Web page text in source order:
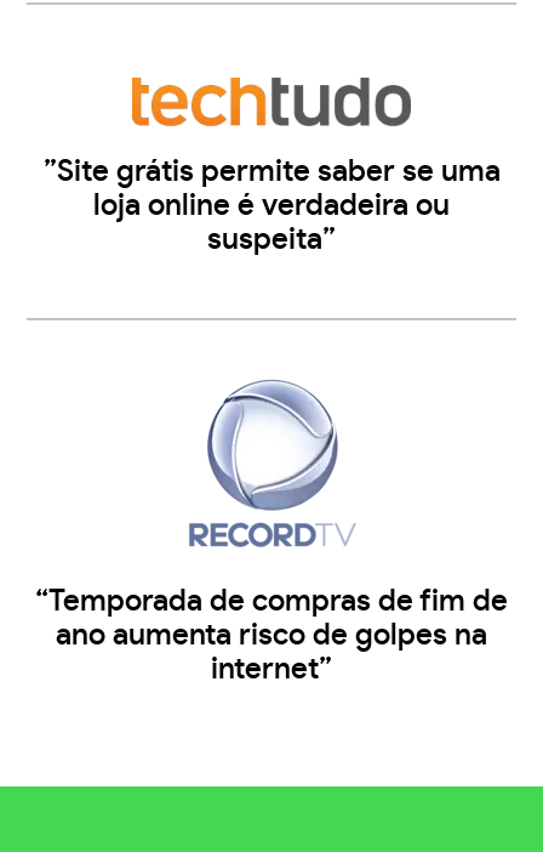
”Site grátis permite saber se uma
loja online é verdadeira ou
suspeita”
“Temporada de compras de fim de
ano aumenta risco de golpes na
internet”